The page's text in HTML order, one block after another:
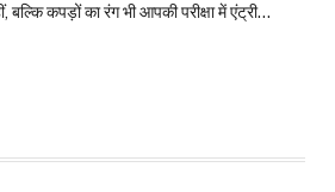
बल्कि कपड़ों का रंग भी आपकी परीक्षा में एंट्री…